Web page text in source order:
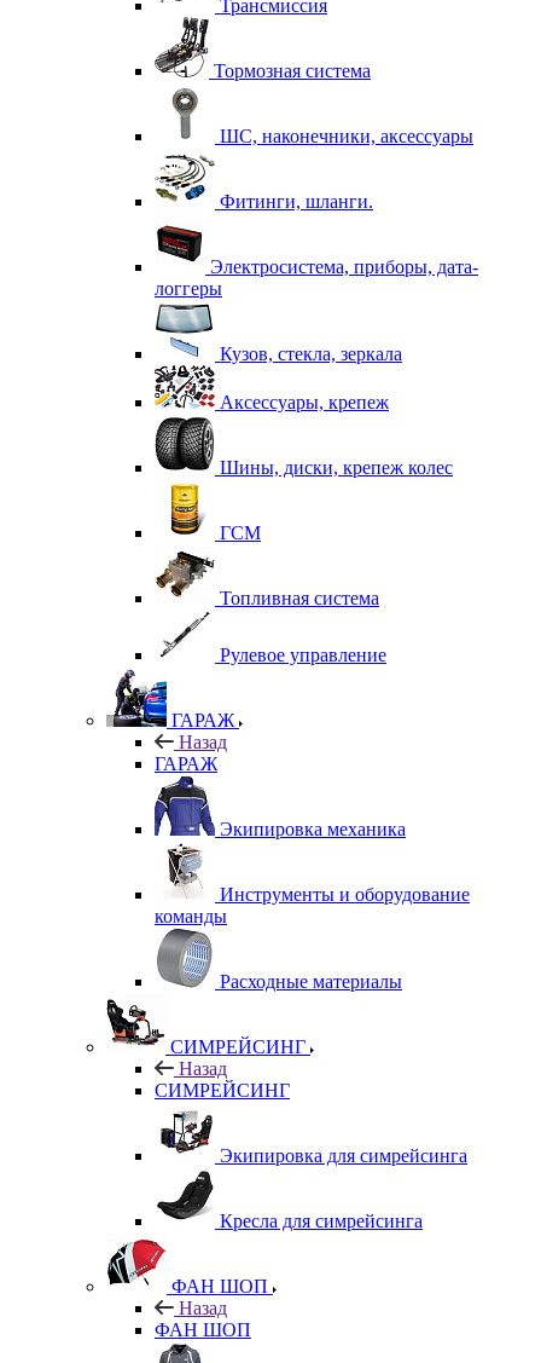
Трансмиссия
Тормозная система
ШС, наконечники, аксессуары
Фитинги, шланги.
Электросистема, приборы, дата-
логгеры
Кузов, стекла, зеркала
Аксессуары, крепеж
Шины, диски, крепеж колес
ГСМ
Топливная система
Рулевое управление
ГАРАЖ
Назад
ГАРАЖ
Экипировка механика
Инструменты и оборудование
команды
Расходные материалы
СИМРЕЙСИНГ
Назад
СИМРЕЙСИНГ
Экипировка для симрейсинга
Кресла для симрейсинга
ФАН ШОП
Назад
ФАН ШОП